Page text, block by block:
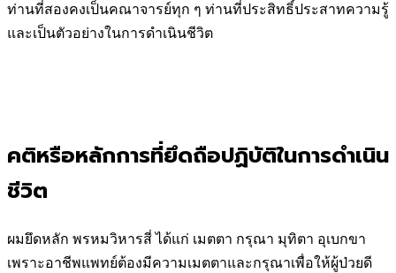
ท่านที่สองคงเป็นคณาจารย์ทุก ๆ ท่านที่ประสิทธิ์ประสาทความรู้
และเป็นตัวอย่างในการดำเนินชีวิต
คติหรือหลักการที่ยึดถือปฏิบัติในการดำเนิน
ชีวิต
ผมยึดหลัก พรหมวิหารสี่ ได้แก่ เมตตา กรุณา มุทิตา อุเบกขา
เพราะอาชีพแพทย์ต้องมีความเมตตาและกรุณาเพื่อให้ผู้ป่วยดี